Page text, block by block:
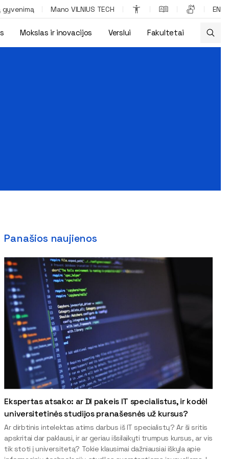
gyvenimą Mano VILNIUS TECH EN
Mokslas ir inovacijos Verslui Fakultetai
Panašios naujienos
Ekspertas atsako: ar DI pakeis IT specialistus, ir kodėl
universitetinės studijos pranašesnės už kursus?
Ar dirbtinis intelektas atims darbus iš IT specialistų? Ar ši sritis
apskritai dar paklausi, ir ar geriau išsilaikyti trumpus kursus, ar vis
tik stoti į universitetą? Tokie klausimai dažniausiai iškyla apie